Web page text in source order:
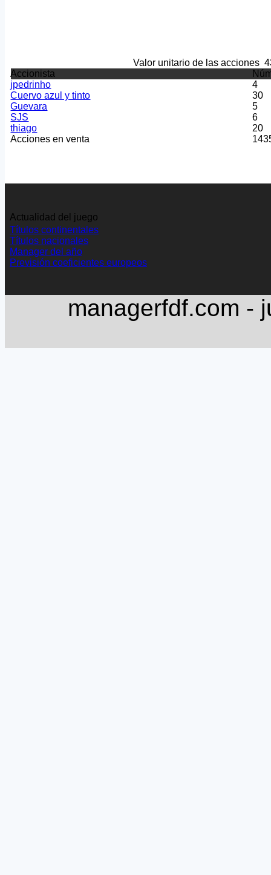
Valor unitario de las acciones
Accionista
jpedrinho
4
Cuervo azul y tinto
30
Guevara
5
SJS
6
thiago
20
Acciones en venta
Actualidad del juego
Títulos continentales
Títulos nacionales
Manager del año
Previsión coeficientes europeos
managerfdf.com -